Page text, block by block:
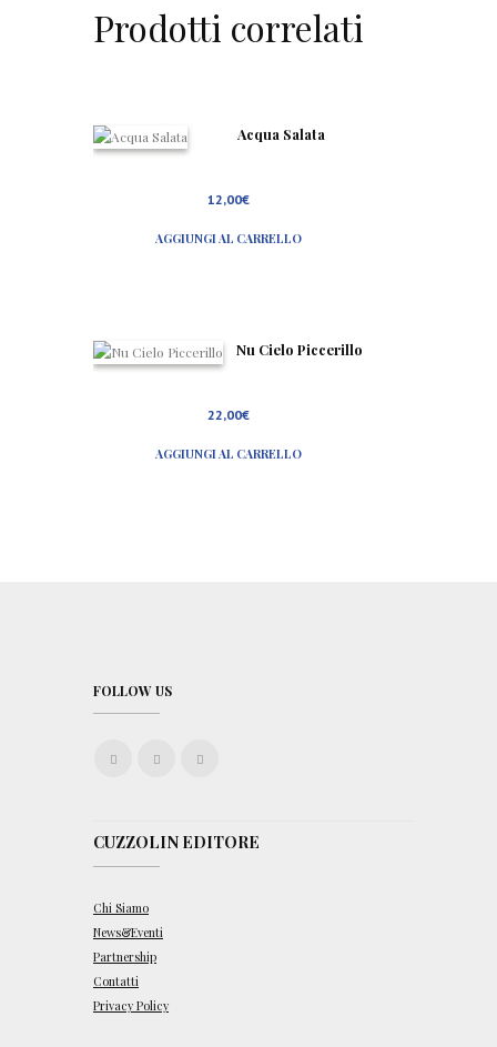
Prodotti correlati
Acqua Salata
12,00€
AGGIUNGI AL CARRELLO
Nu Cielo Piccerillo
22,00€
AGGIUNGI AL CARRELLO
FOLLOW US
CUZZOLIN EDITORE
Chi Siamo
News&Eventi
Partnership
Contatti
Privacy Policy